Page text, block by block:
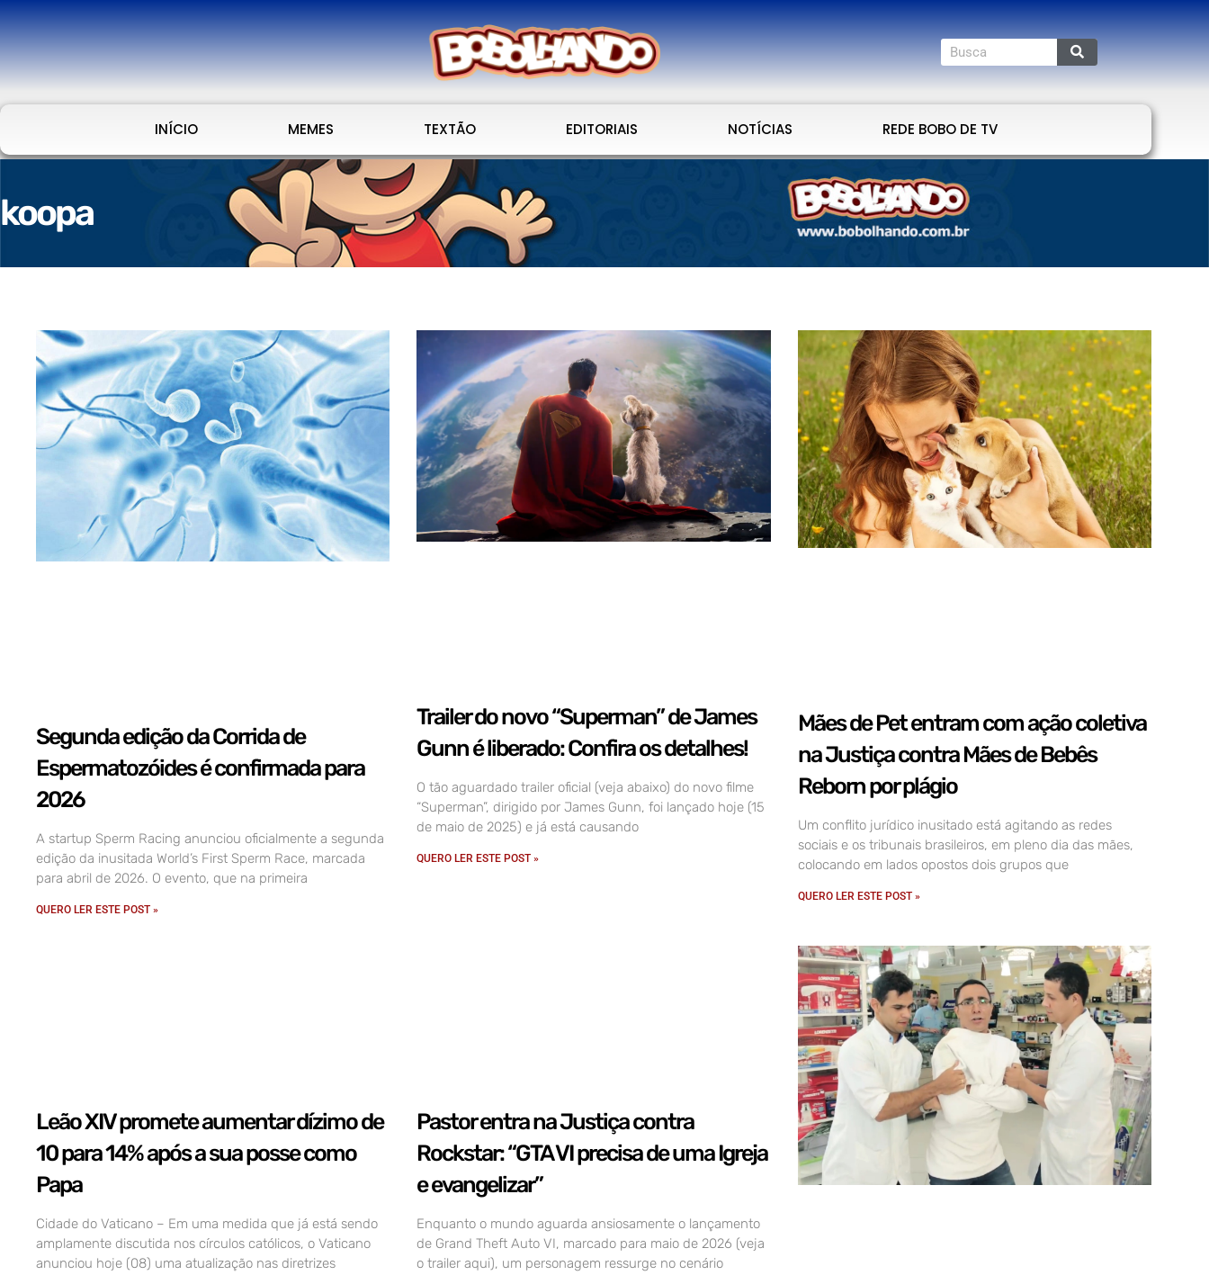
INÍCIO MEMES TEXTÃO EDITORIAIS NOTÍCIAS REDE BOBO DE TV
koopa
Segunda edição da Corrida de
Espermatozóides é confirmada para
2026
A startup Sperm Racing anunciou oficialmente a segunda
edição da inusitada World’s First Sperm Race, marcada
para abril de 2026. O evento, que na primeira
QUERO LER ESTE POST »
Trailer do novo “Superman” de James
Gunn é liberado: Confira os detalhes!
O tão aguardado trailer oficial (veja abaixo) do novo filme
“Superman”, dirigido por James Gunn, foi lançado hoje (15
de maio de 2025) e já está causando
QUERO LER ESTE POST »
Mães de Pet entram com ação coletiva
na Justiça contra Mães de Bebês
Reborn por plágio
Um conflito jurídico inusitado está agitando as redes
sociais e os tribunais brasileiros, em pleno dia das mães,
colocando em lados opostos dois grupos que
QUERO LER ESTE POST »
Leão XIV promete aumentar dízimo de
10 para 14% após a sua posse como
Papa
Cidade do Vaticano – Em uma medida que já está sendo
amplamente discutida nos círculos católicos, o Vaticano
anunciou hoje (08) uma atualização nas diretrizes
Pastor entra na Justiça contra
Rockstar: “GTA VI precisa de uma Igreja
e evangelizar”
Enquanto o mundo aguarda ansiosamente o lançamento
de Grand Theft Auto VI, marcado para maio de 2026 (veja
o trailer aqui), um personagem ressurge no cenário